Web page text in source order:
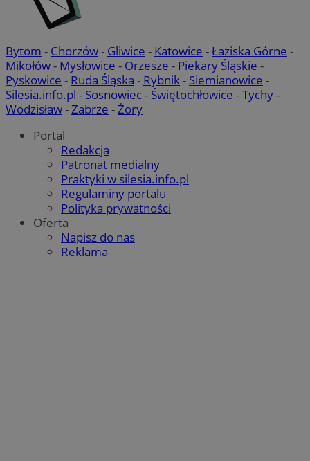
Bytom - Chorzów- Gliwice - Katowice -Łaziska Górne -
Mikołów- Mysłowice - Orzesze - Piekary Śląskie -
Pyskowice - Ruda Śląska - Rybnik- Siemianowice -
Silesia.info.pl - Sosnowiec- Świętochłowice -Tychy-
Wodzisław-Zabrze -Żory
Portal
Redakcja
Patronat medialny
Praktyki w silesia.info.pl
Regulaminy portalu
Polityka prywatności
Oferta
Napisz do nas
Reklama